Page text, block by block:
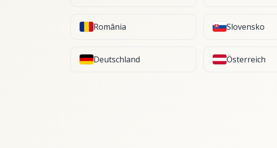
România Slovensko
Deutschland Österreich